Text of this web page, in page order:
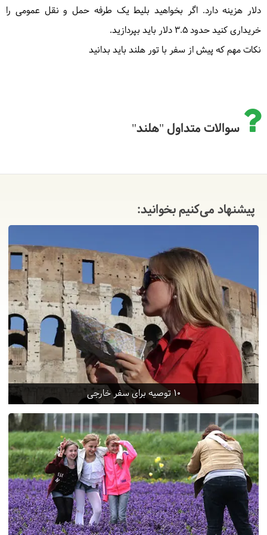
دلار هزینه دارد. اگر بخواهید بلیط یک طرفه حمل و نقل عمومی را
خریداری کنید حدود 3.5 دلار باید بپردازید.
نکات مهم که پیش از سفر با تور هلند باید بدانید
سوالات متداول "هلند"
پیشنهاد می‌کنیم بخوانید:
10 توصیه برای سفر خارجی